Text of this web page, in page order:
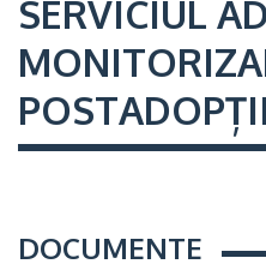
SERVICIUL
POSTADOPȚII
DOCUMENTE